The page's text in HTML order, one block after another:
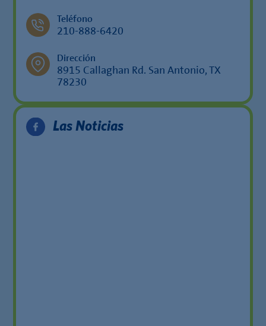
Teléfono
210-888-6420
Dirección
8915 Callaghan Rd. San Antonio, TX
78230
Las Noticias